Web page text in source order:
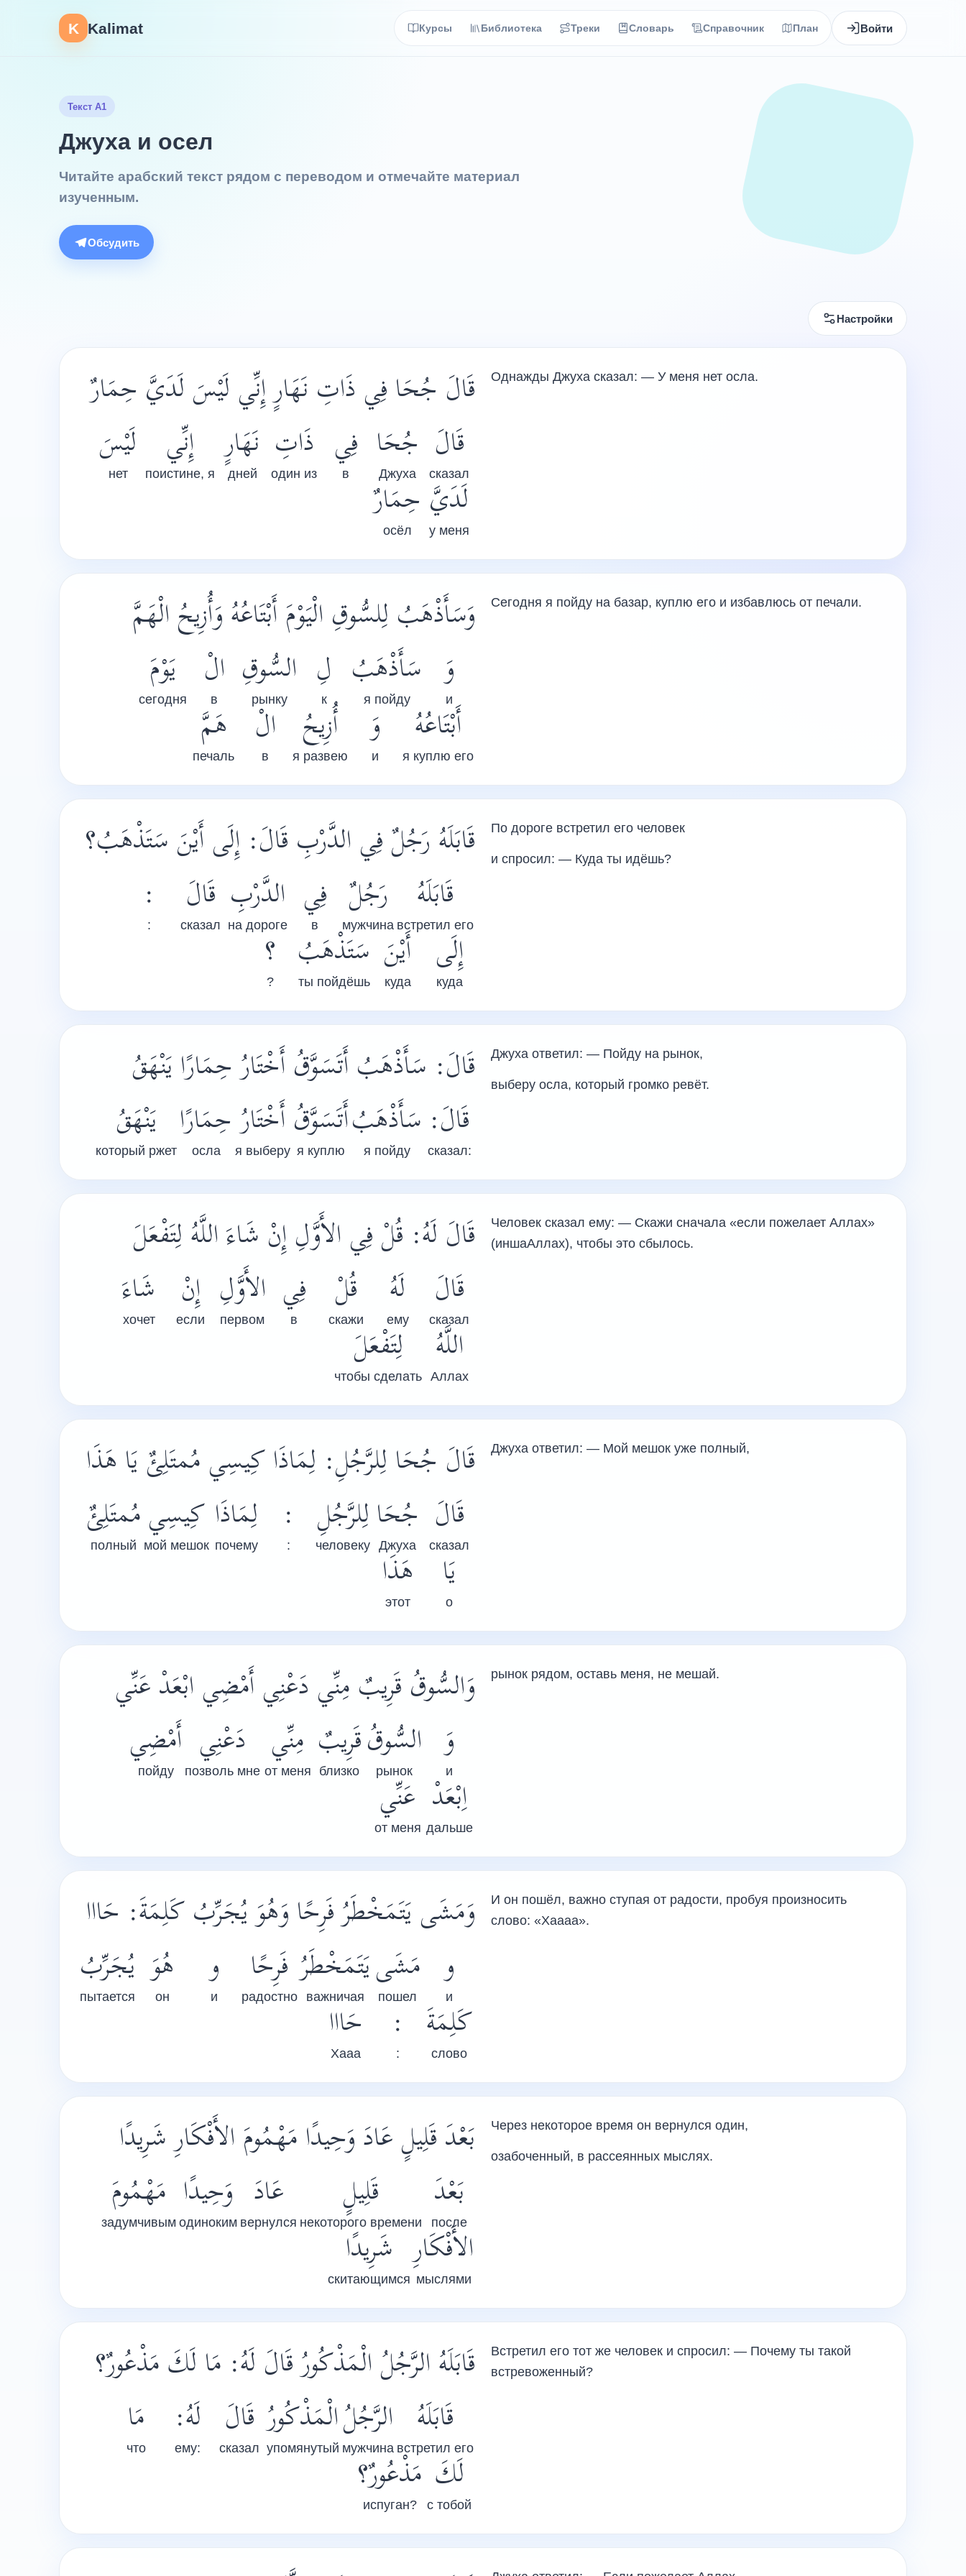
K Kalimat Курсы Библиотека Треки Словарь Справочник План Войти
Текст A1
Джуха и осел
Читайте арабский текст рядом с переводом и отмечайте материал
изученным.
Обсудить
Настройки
قَالَ جُحَا فِي ذَاتِ نَهَارٍ إِنِّي لَيْسَ لَدَيَّ حِمَارٌ
قَالَ
сказал
جُحَا
Джуха
فِي
в
ذَاتِ
один из
نَهَارٍ
дней
إِنِّي
поистине, я
لَيْسَ
нет
لَدَيَّ
у меня
حِمَارٌ
осёл
Однажды Джуха сказал: — У меня нет осла.
وَسَأَذْهَبُ لِلسُّوقِ الْيَوْمَ أَبْتَاعُهُ وَأُزِيحُ الْهَمَّ
وَ
и
سَأَذْهَبُ
я пойду
لِ
к
السُّوقِ
рынку
الْ
в
يَوْمَ
сегодня
أَبْتَاعُهُ
я куплю его
وَ
и
أُزِيحُ
я развею
الْ
в
هَمَّ
печаль
Сегодня я пойду на базар, куплю его и избавлюсь от печали.
قَابَلَهُ رَجُلٌ فِي الدَّرْبِ قَالَ: إِلَى أَيْنَ سَتَذْهَبُ؟
قَابَلَهُ
встретил его
رَجُلٌ
мужчина
فِي
в
الدَّرْبِ
на дороге
قَالَ
сказал
:
:
إِلَى
куда
أَيْنَ
куда
سَتَذْهَبُ
ты пойдёшь
؟
?
По дороге встретил его человек
и спросил: — Куда ты идёшь?
قَالَ: سَأَذْهَبُ أَتَسَوَّقُ أَخْتَارُ حِمَارًا يَنْهَقُ
قَالَ:
сказал:
سَأَذْهَبُ
я пойду
أَتَسَوَّقُ
я куплю
أَخْتَارُ
я выберу
حِمَارًا
осла
يَنْهَقُ
который ржет
Джуха ответил: — Пойду на рынок,
выберу осла, который громко ревёт.
قَالَ لَهُ: قُلْ فِي الأَوَّلِ إِنْ شَاءَ اللَّهُ لِتَفْعَلَ
قَالَ
сказал
لَهُ
ему
قُلْ
скажи
فِي
в
الأَوَّلِ
первом
إِنْ
если
شَاءَ
хочет
اللَّهُ
Аллах
لِتَفْعَلَ
чтобы сделать
Человек сказал ему: — Скажи сначала «если пожелает Аллах»
(иншаАллах), чтобы это сбылось.
قَالَ جُحَا لِلرَّجُلِ: لِمَاذَا كِيسِي مُمتَلِئٌ يَا هَذَا
قَالَ
сказал
جُحَا
Джуха
لِلرَّجُلِ
человеку
:
:
لِمَاذَا
почему
كِيسِي
мой мешок
مُمتَلِئٌ
полный
يَا
о
هَذَا
этот
Джуха ответил: — Мой мешок уже полный,
وَالسُّوقُ قَرِيبٌ مِنِّي دَعْنِي أَمْضِي ابْعَدْ عَنِّي
وَ
и
السُّوقُ
рынок
قَرِيبٌ
близко
مِنِّي
от меня
دَعْنِي
позволь мне
أَمْضِي
пойду
اِبْعَدْ
дальше
عَنِّي
от меня
рынок рядом, оставь меня, не мешай.
وَمَشَى يَتَمَخْطَرُ فَرِحًا وَهُوَ يُجَرِّبُ كَلِمَةَ: حَااا
و
и
مَشَى
пошел
يَتَمَخْطَرُ
важничая
فَرِحًا
радостно
و
и
هُوَ
он
يُجَرِّبُ
пытается
كَلِمَةَ
слово
:
:
حَااا
Хааа
И он пошёл, важно ступая от радости, пробуя произносить
слово: «Хаааа».
بَعْدَ قَلِيلٍ عَادَ وَحِيدًا مَهْمُومَ الأَفْكَارِ شَرِيدًا
بَعْدَ
после
قَلِيلٍ
некоторого времени
عَادَ
вернулся
وَحِيدًا
одиноким
مَهْمُومَ
задумчивым
الأَفْكَارِ
мыслями
شَرِيدًا
скитающимся
Через некоторое время он вернулся один,
озабоченный, в рассеянных мыслях.
قَابَلَهُ الرَّجُلُ الْمَذْكُورُ قَالَ لَهُ: مَا لَكَ مَذْعُورٌ؟
قَابَلَهُ
встретил его
الرَّجُلُ
мужчина
الْمَذْكُورُ
упомянутый
قَالَ
сказал
لَهُ:
ему:
مَا
что
لَكَ
с тобой
مَذْعُورٌ؟
испуган?
Встретил его тот же человек и спросил: — Почему ты такой
встревоженный?